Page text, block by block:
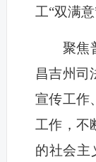
工“双满意
聚焦普
昌吉州司
宣传工作
工作，不
的社会主